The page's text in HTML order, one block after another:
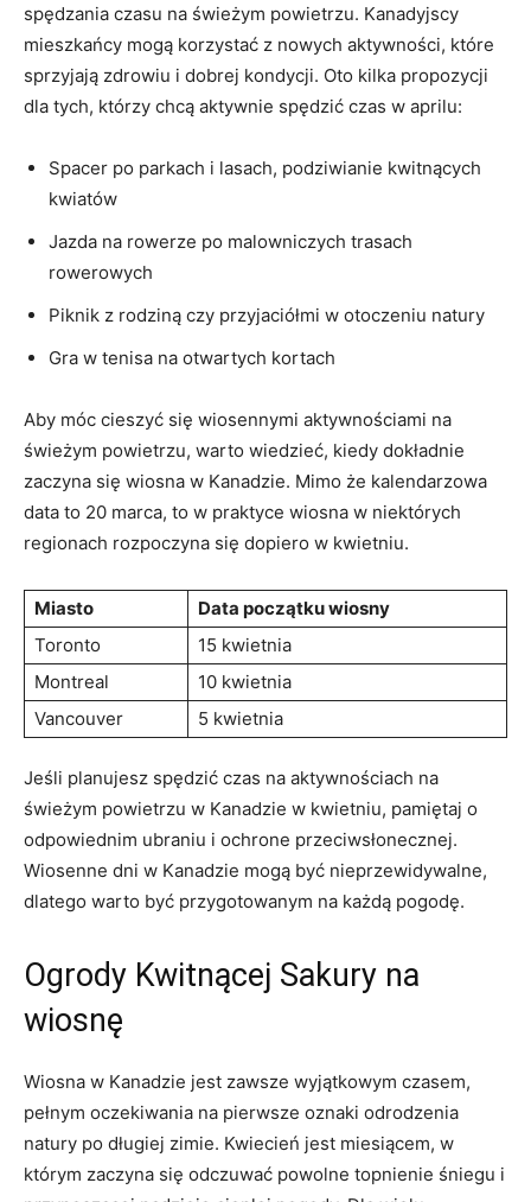
spędzania czasu ‌na ‍świeżym powietrzu. Kanadyjscy
mieszkańcy mogą korzystać z nowych aktywności, które
sprzyjają⁣ zdrowiu i dobrej kondycji. Oto kilka propozycji
dla tych, którzy ⁣chcą aktywnie ​spędzić czas w aprilu:
Spacer po parkach i lasach, ‍podziwianie kwitnących‌
kwiatów
Jazda⁣ na rowerze po malowniczych trasach
rowerowych
Piknik ⁣z​ rodziną ‌czy przyjaciółmi w otoczeniu natury
Gra w ⁣tenisa ⁢na otwartych⁢ kortach
Aby móc cieszyć ⁣się wiosennymi aktywnościami na
świeżym powietrzu,⁣ warto wiedzieć, kiedy dokładnie
zaczyna się wiosna w Kanadzie. Mimo że kalendarzowa
data ⁣to 20 marca, to w praktyce wiosna w niektórych
regionach ‌rozpoczyna ⁣się dopiero w kwietniu.
Miasto
Data ⁣początku wiosny
Toronto
15 kwietnia
Montreal
10 kwietnia
Vancouver
5 kwietnia
Jeśli planujesz⁤ spędzić czas na⁢ aktywnościach na‍
świeżym powietrzu w Kanadzie w‍ kwietniu, pamiętaj o
odpowiednim ubraniu ‍i ochrone przeciwsłonecznej.
Wiosenne dni w Kanadzie mogą być⁤ nieprzewidywalne,
dlatego warto ⁤być przygotowanym na każdą pogodę.
Ogrody Kwitnącej Sakury na
⁣wiosnę
Wiosna w Kanadzie jest zawsze wyjątkowym​ czasem,
pełnym oczekiwania na pierwsze oznaki odrodzenia
natury po długiej‍ zimie. ‍Kwiecień jest miesiącem, w
którym zaczyna się odczuwać powolne topnienie śniegu i